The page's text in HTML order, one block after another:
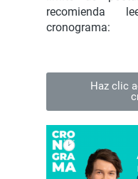
recomienda
cronograma:
Haz clic